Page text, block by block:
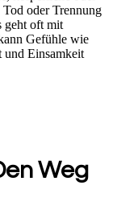
oder Trennung
geht oft mit
Gefühle wie
und Einsamkeit
Weg